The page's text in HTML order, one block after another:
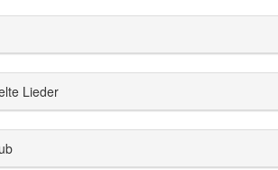
Lieder